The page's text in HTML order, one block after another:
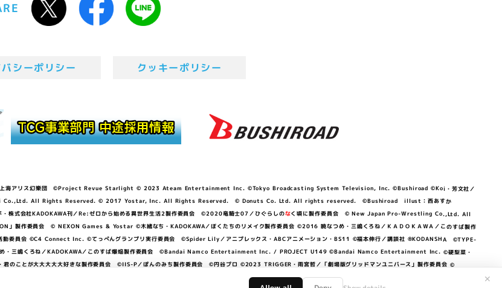
✕
シーポリシー クッキーポリシー
海アリス幻樂団 ©Project Revue Starlight © 2023 Ateam Entertainment Inc. ©Tokyo Broadcasting System Television, Inc. ©Bushiroad ©Koi・芳文社／
Co.,Ltd. All Rights Reserved. © 2017 Yostar, Inc. All Rights Reserved. © Donuts Co. Ltd. All rights reserved. ©Bushiroad illust：西あすか
会社KADOKAWA刊／Re:ゼロから始める異世界生活2製作委員会 ©2020竜騎士07／ひぐらしのなく頃に製作委員会 © New Japan Pro-Wrestling Co.,Ltd. All
委員会 © NEXON Games & Yostar ©木緒なち・KADOKAWA／ぼくたちのリメイク製作委員会 ©2016 暁なつめ・三嶋くろね／ＫＡＤＯＫＡＷＡ／このすば製作
員会 ©C4 Connect Inc. ©てっぺんグランプリ実行委員会 ©Spider Lily／アニプレックス・ABCアニメーション・BS11 ©福本伸行／講談社 ®KODANSHA ©TYPE-
・三嶋くろね／KADOKAWA／このすば爆焔製作委員会 ©Bandai Namco Entertainment Inc. / PROJECT U149 ©Bandai Namco Entertainment Inc. ©硬梨菜・
君のことが大大大大大好きな製作委員会 ©IIS-P／ぽんのみち製作委員会 ©円谷プロ ©2023 TRIGGER・雨宮哲／「劇場版グリッドマンユニバース」製作委員会 ©
気爆発バーンブレイバーン」製作委員会